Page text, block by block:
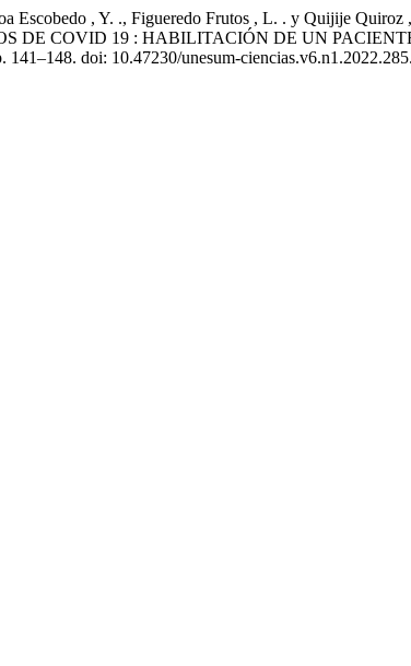
Escobedo , Y. ., Figueredo Frutos , L. . y Quijije
DE COVID 19 : HABILITACIÓN DE UN
141–148. doi: 10.47230/unesum-ciencias.v6.n1.2022.285.